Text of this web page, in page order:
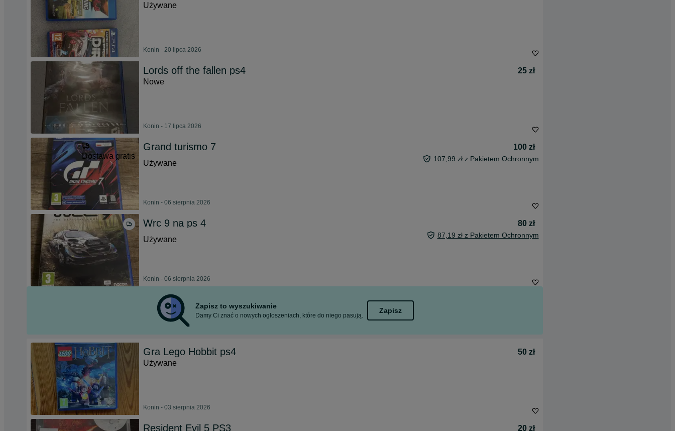
Używane
Konin - 20 lipca 2026
Lords off the fallen ps4
25 zł
Nowe
Konin - 17 lipca 2026
Dostawa gratis
Grand turismo 7
100 zł
Używane
107,99 zł z Pakietem Ochronnym
Konin - 06 sierpnia 2026
Wrc 9 na ps 4
80 zł
Używane
87,19 zł z Pakietem Ochronnym
Konin - 06 sierpnia 2026
Zapisz to wyszukiwanie
Damy Ci znać o nowych ogłoszeniach, które do niego pasują.
Zapisz
Gra Lego Hobbit ps4
50 zł
Używane
Konin - 03 sierpnia 2026
Resident Evil 5 PS3
20 zł